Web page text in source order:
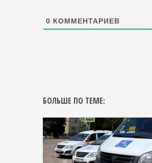
0 КОММЕНТАРИЕВ
БОЛЬШЕ ПО ТЕМЕ: